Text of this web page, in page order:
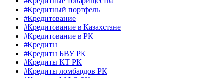
#Кредитный портфель
#Кредитование
#Кредитование в Казахстане
#Кредитование в РК
#Кредиты
#Кредиты БВУ РК
#Кредиты КТ РК
#Кредиты ломбардов РК